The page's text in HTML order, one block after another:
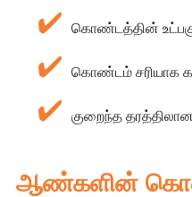
கொண்டத்தின்
கொண்டம் சரியாக
குறைந்த
ஆண்களின்